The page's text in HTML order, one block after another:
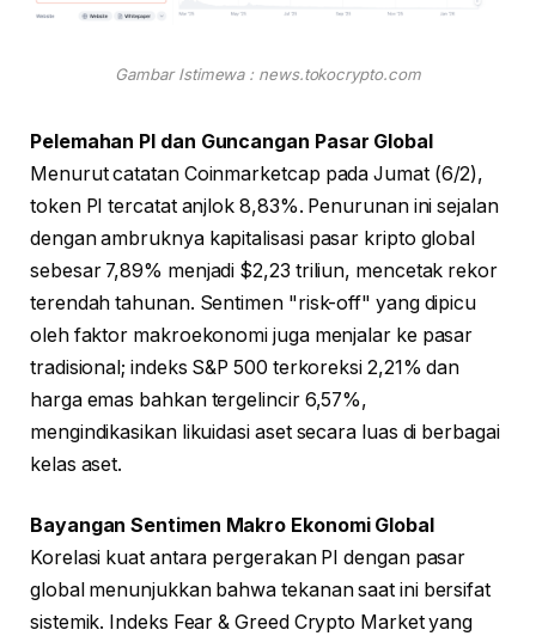
Gambar Istimewa : news.tokocrypto.com
Pelemahan PI dan Guncangan Pasar Global
Menurut catatan Coinmarketcap pada Jumat (6/2),
token PI tercatat anjlok 8,83%. Penurunan ini sejalan
dengan ambruknya kapitalisasi pasar kripto global
sebesar 7,89% menjadi $2,23 triliun, mencetak rekor
terendah tahunan. Sentimen "risk-off" yang dipicu
oleh faktor makroekonomi juga menjalar ke pasar
tradisional; indeks S&P 500 terkoreksi 2,21% dan
harga emas bahkan tergelincir 6,57%,
mengindikasikan likuidasi aset secara luas di berbagai
kelas aset.
Bayangan Sentimen Makro Ekonomi Global
Korelasi kuat antara pergerakan PI dengan pasar
global menunjukkan bahwa tekanan saat ini bersifat
sistemik. Indeks Fear & Greed Crypto Market yang